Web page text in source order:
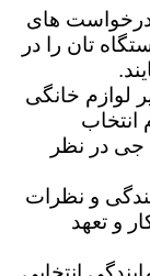
های
تان را در
لوازم خانگی
انتخاب
جی در نظر
و نظرات
و تعهد